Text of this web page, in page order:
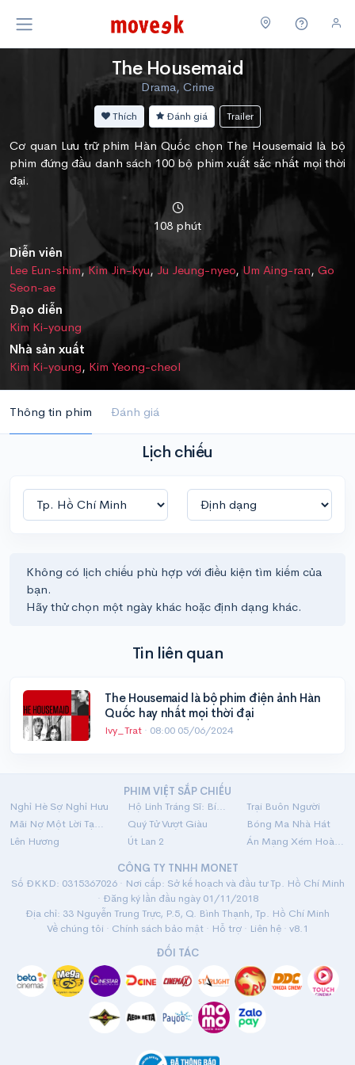
The Housemaid
Drama, Crime
Thích Đánh giá Trailer
Cơ quan Lưu trữ phim Hàn Quốc chọn The Housemaid là bộ
phim đứng đầu danh sách 100 bộ phim xuất sắc nhất mọi thời
đại.
108 phút
Diễn viên
Lee Eun-shim,Kim Jin-kyu,Ju Jeung-nyeo, Um Aing-ran, Go
Seon-ae
Đạo diễn
Kim Ki-young
Nhà sản xuất
Kim Ki-young, Kim Yeong-cheol
Thông tin phim Đánh giá
Lịch chiếu
Không có lịch chiếu phù hợp với điều kiện tìm kiếm của
bạn.
Hãy thử chọn một ngày khác hoặc định dạng khác.
Tin liên quan
The Housemaid là bộ phim điện ảnh Hàn
Quốc hay nhất mọi thời đại
Ivy_Trat · 08:00 05/06/2024
PHIM VIỆT SẮP CHIẾU
Nghỉ Hè Sợ Nghỉ Hưu
Hộ Linh Tráng Sĩ: Bí Ẩn Mộ Vua Đinh
Trại Buôn Người
Mãi Nợ Một Lời Tạm Biệt
Quý Tử Vượt Giàu
Bóng Ma Nhà Hát
Lên Hương
Út Lan 2
Án Mạng Xém Hoàn Hảo
CÔNG TY TNHH MONET
Số ĐKKD: 0315367026 · Nơi cấp: Sở kế hoạch và đầu tư Tp. Hồ Chí Minh
· Đăng ký lần đầu ngày 01/11/2018
Địa chỉ: 33 Nguyễn Trung Trực, P.5, Q. Bình Thạnh, Tp. Hồ Chí Minh
Về chúng tôi · Chính sách bảo mật · Hỗ trợ · Liên hệ · v8.1
ĐỐI TÁC